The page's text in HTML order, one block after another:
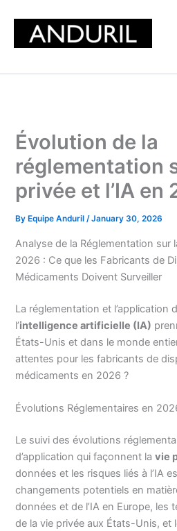
content
Évolution de la
réglementation
privée et l’IA en
By Equipe Anduril/January 30, 2026
Analyse de la Réglementation sur
2026 : Ce que les Fabricants de
Médicaments Doivent Surveiller
La réglementation et l’application
l’intelligence artificielle (IA)
États-Unis et dans le monde
attentes pour les fabricants de
médicaments en 2026 ?
Évolutions Réglementaires en
Le suivi des évolutions
d’application qui façonnent lavie
données et les risques liés à l’IA
changements potentiels en
données et de l’IA en Europe, les
de la vie privée aux États-Unis,